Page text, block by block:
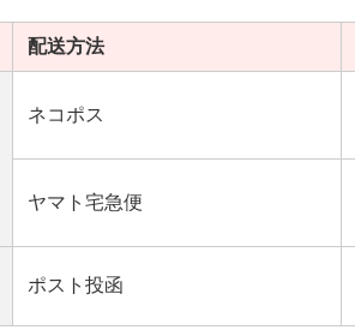
配送方法
ネコポス
ヤマト宅急便
ポスト投函